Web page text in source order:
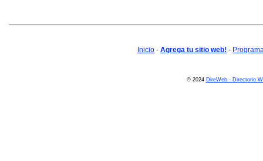
Inicio - Agrega tu sitio web! -
© 2024 DireWeb - Directorio